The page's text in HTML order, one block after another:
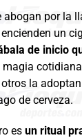
abogan por la
un
de inicio
magia
la
de cerveza.
es un ritual